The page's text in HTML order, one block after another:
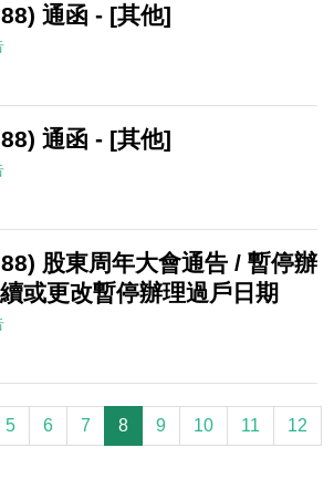
通函 - [其他]
通函 - [其他]
股東周年大會通告 / 暫停辦
或更改暫停辦理過戶日期
5 6 7 8 9 10 11 12